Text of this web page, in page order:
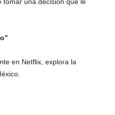
en Netflix, explora la